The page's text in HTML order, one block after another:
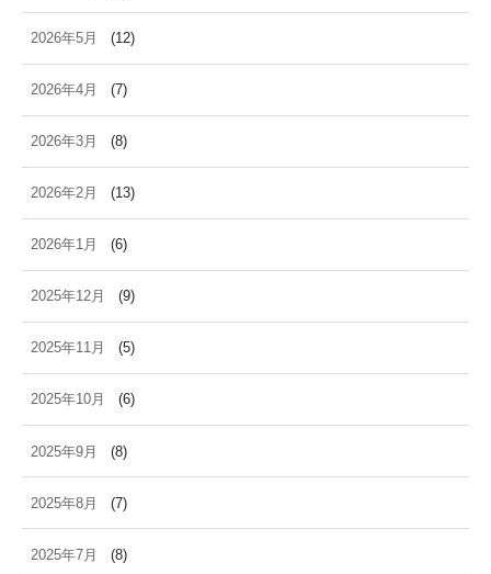
2026年5月 (12)
2026年4月 (7)
2026年3月 (8)
2026年2月 (13)
2026年1月 (6)
2025年12月 (9)
2025年11月 (5)
2025年10月 (6)
2025年9月 (8)
2025年8月 (7)
2025年7月 (8)